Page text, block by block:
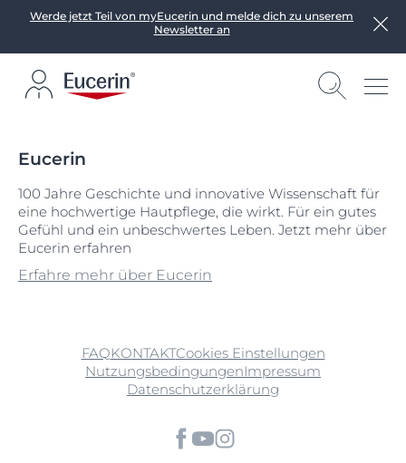
Werde jetzt Teil von myEucerin und melde dich zu unserem
Newsletter an
Eucerin
100 Jahre Geschichte und innovative Wissenschaft für
eine hochwertige Hautpflege, die wirkt. Für ein gutes
Gefühl und ein unbeschwertes Leben. Jetzt mehr über
Eucerin erfahren
Erfahre mehr über Eucerin
FAQKONTAKTCookies Einstellungen
NutzungsbedingungenImpressum
Datenschutzerklärung